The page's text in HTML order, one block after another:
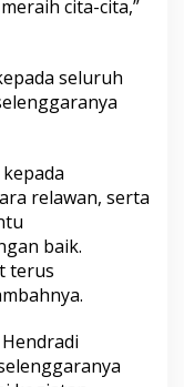
cita-cita,”
seluruh
relawan, serta
baik.
terus